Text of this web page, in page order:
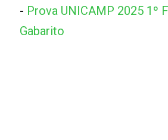
- Prova UNICAMP 2025 1º
Gabarito